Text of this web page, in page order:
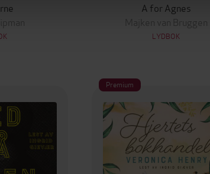
A for Agnes
Majken van Bruggen
LYDBOK
Premium